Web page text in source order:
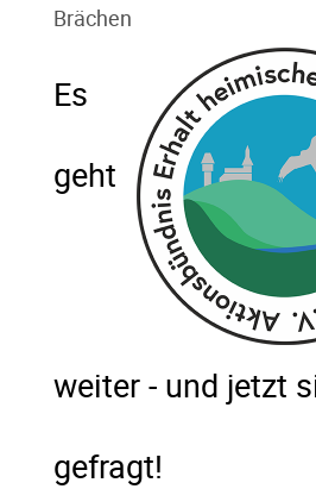
Brächen
Es
geht
weiter - und jetzt
gefragt!